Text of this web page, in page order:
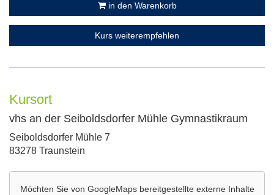
in den Warenkorb
Kurs weiterempfehlen
Kursort
vhs an der Seiboldsdorfer Mühle Gymnastikraum
Adresse:
Seiboldsdorfer Mühle 7
83278 Traunstein
Möchten Sie von GoogleMapsbereitgestellte externe Inhalte